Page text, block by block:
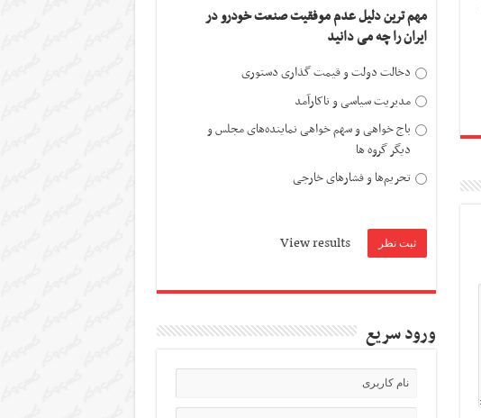
مهم ترین دلیل عدم موفقیت صنعت خودرو در
ایران را چه می دانید
دخالت دولت و قیمت گذاری دستوری
مدیریت سیاسی و ناکارآمد
باج خواهی و سهم خواهی نماینده‌های مجلس و
دیگر گروه ها
تحریم‌ها و فشارهای خارجی
View results
ورود سریع